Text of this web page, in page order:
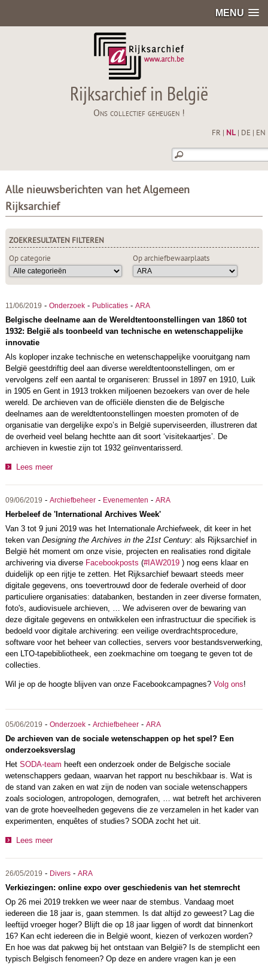
MENU
Rijksarchief in België
Ons collectief geheugen !
FR NL| DE EN
Alle nieuwsberichten van het Algemeen
Rijksarchief
ZOEKRESULTATEN FILTEREN
Op categorie
Op archiefbewaarplaats
11/06/2019 - Onderzoek- Publicaties- ARA
Belgische deelname aan de Wereldtentoonstellingen van 1860 tot
1932: België als toonbeeld van technische en wetenschappelijke
innovatie
Als koploper inzake technische en wetenschappelijke vooruitgang nam
België geestdriftig deel aan diverse wereldtentoonstellingen, om er
vervolgens zelf een aantal te organiseren: Brussel in 1897 en 1910, Luik
in 1905 en Gent in 1913 trokken miljoenen bezoekers van over de hele
wereld. De archieven van de officiële diensten die de Belgische
deelnames aan de wereldtentoonstellingen moesten promoten of de
organisatie van dergelijke expo’s in België superviseerden, illustreren dat
de overheid veel belang hechtte aan dit soort ‘visitekaartjes’. De
archieven in kwestie zijn tot 1932 geïnventarisserd.
Lees meer
09/06/2019 - Archiefbeheer- Evenementen - ARA
Herbeleef de 'International Archives Week'
Van 3 tot 9 juni 2019 was het Internationale Archiefweek, dit keer in het
teken van Designing the Archives in the 21st Century: als Rijksarchief in
België hét moment om onze visie, projecten en realisaties rond digitale
archivering via diverse Facebookposts (#IAW2019) nog eens klaar en
duidelijk op een rijtje te zetten. Het Rijksarchief bewaart steeds meer
digitale gegevens, ons toevertrouwd door de federale overheid of door
particuliere organisaties: databanken, bestanden in zeer diverse formaten,
foto's, audiovisuele archieven, … We adviseren over de bewaring van
deze digitale gegevens en ontwikkelen een infrastructuur die specifiek is
bedoeld voor digitale archivering: een veilige overdrachtsprocedure,
software voor het beheer van collecties, servers voor bestandsverwerking,
een LTO-tapebibliotheek, een zoekmachine om toegang te geven tot de
collecties.
Wil je op de hoogte blijven van onze Facebookcampagnes? Volg ons!
05/06/2019 - Onderzoek- Archiefbeheer- ARA
De archieven van de sociale wetenschappen op het spel? Een
onderzoeksverslag
Het SODA-team heeft een onderzoek onder de Belgische sociale
wetenschappers gedaan, waarvan het rapport nu beschikbaar is. Wat is
de stand van zaken en wat zijn de noden van sociale wetenschappers
zoals sociologen, antropologen, demografen, … wat betreft het archiveren
van de grote hoeveelheden gegevens die ze verzamelen in het kader van
experimenten, enquêtes of studies? SODA zocht het uit.
Lees meer
26/05/2019 - Divers- ARA
Verkiezingen: online expo over geschiedenis van het stemrecht
Op 26 mei 2019 trekken we weer naar de stembus. Vandaag moet
iedereen die 18 jaar is, gaan stemmen. Is dat altijd zo geweest? Lag die
leeftijd vroeger hoger? Blijft die op 18 jaar liggen of wordt dat binnenkort
16? Kan echt iedereen die in België woont, kiezen of verkozen worden?
En hoe was dat pakweg bij het ontstaan van België? Is de stemplicht een
typisch Belgisch fenomeen? Op deze en andere vragen kan je een